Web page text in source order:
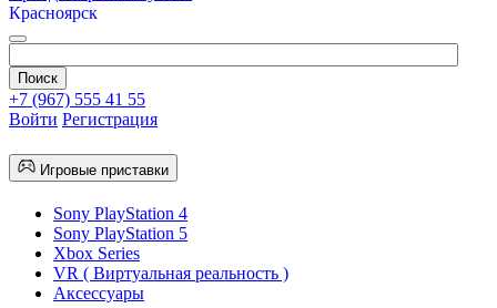
Красноярск
+7 (967) 555 41 55
Войти Регистрация
Игровые приставки
Sony PlayStation 4
Sony PlayStation 5
Xbox Series
VR ( Виртуальная реальность )
Аксессуары